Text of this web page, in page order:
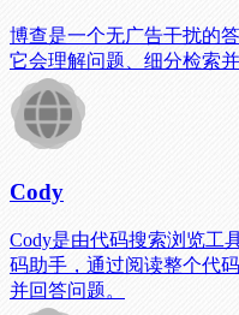
博查是一个无广告干扰的
它会理解问题、细分检索
Cody
Cody是由代码搜索浏览工
码助手，通过阅读整个代
并回答问题。